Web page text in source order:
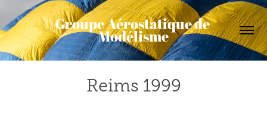
Groupe Aérostatique de
Modélisme
Reims 1999